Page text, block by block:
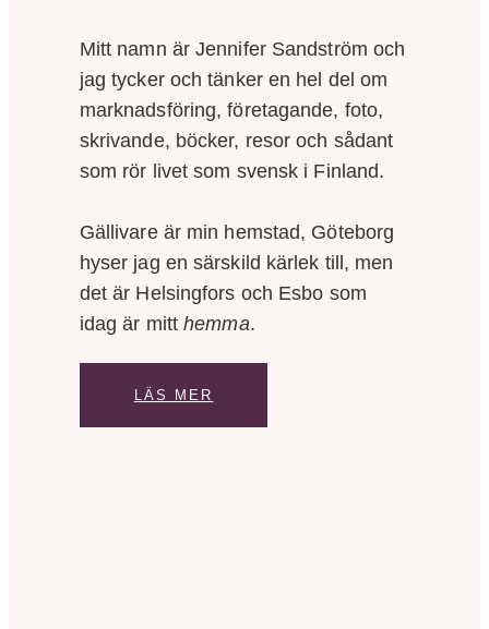
Mitt namn är Jennifer Sandström och
jag tycker och tänker en hel del om
marknadsföring, företagande, foto,
skrivande, böcker, resor och sådant
som rör livet som svensk i Finland.
Gällivare är min hemstad, Göteborg
hyser jag en särskild kärlek till, men
det är Helsingfors och Esbo som
idag är mitthemma.
LÄS MER